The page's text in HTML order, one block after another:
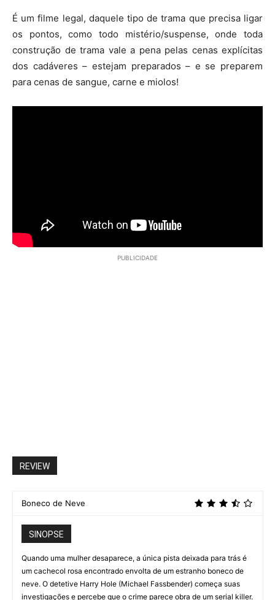
É um filme legal, daquele tipo de trama que precisa ligar
os pontos, como todo mistério/suspense, onde toda
construção de trama vale a pena pelas cenas explícitas
dos cadáveres – estejam preparados – e se preparem
para cenas de sangue, carne e miolos!
PUBLICIDADE
REVIEW
Boneco de Neve
SINOPSE
Quando uma mulher desaparece, a única pista deixada para trás é
um cachecol rosa encontrado envolta de um estranho boneco de
neve. O detetive Harry Hole (Michael Fassbender) começa suas
investigações e percebe que o crime parece obra de um serial killer.